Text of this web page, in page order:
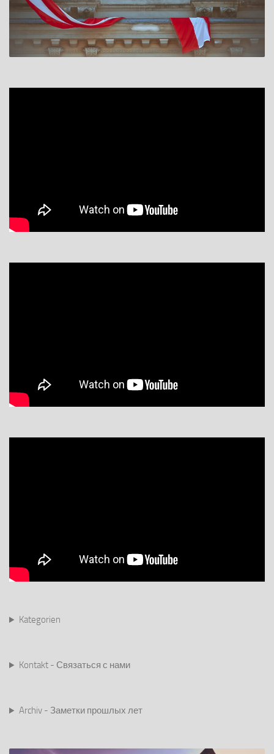
Kategorien
Kontakt - Связаться с нами
Archiv - Заметки прошлых лет